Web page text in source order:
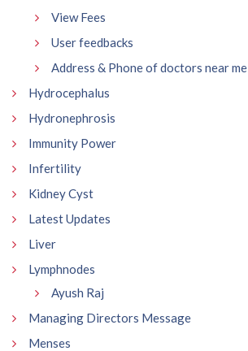
View Fees
User feedbacks
Address & Phone of doctors near me
Hydrocephalus
Hydronephrosis
Immunity Power
Infertility
Kidney Cyst
Latest Updates
Liver
Lymphnodes
Ayush Raj
Managing Directors Message
Menses